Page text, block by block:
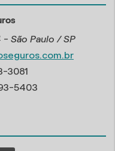
São Paulo / SP
3081
5403